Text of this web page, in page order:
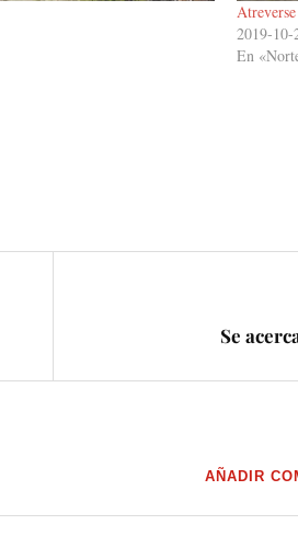
Atreverse
2019-10-
En
Se
AÑADIR